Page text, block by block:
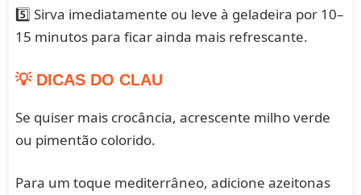
5️⃣ Sirva imediatamente ou leve à geladeira por 10–
15 minutos para ficar ainda mais refrescante.
💡 DICAS DO CLAU
Se quiser mais crocância, acrescente milho verde
ou pimentão colorido.
Para um toque mediterrâneo, adicione azeitonas